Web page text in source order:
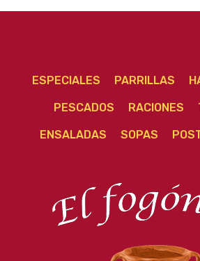
ESPECIALES PARRILLAS
PESCADOS RACIONES
ENSALADAS SOPAS